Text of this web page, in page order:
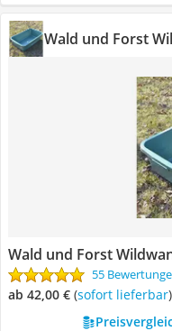
‎Wald und Forst
‎Wald und Forst
55
ab 42,00 € ( Sofort lieferbar)